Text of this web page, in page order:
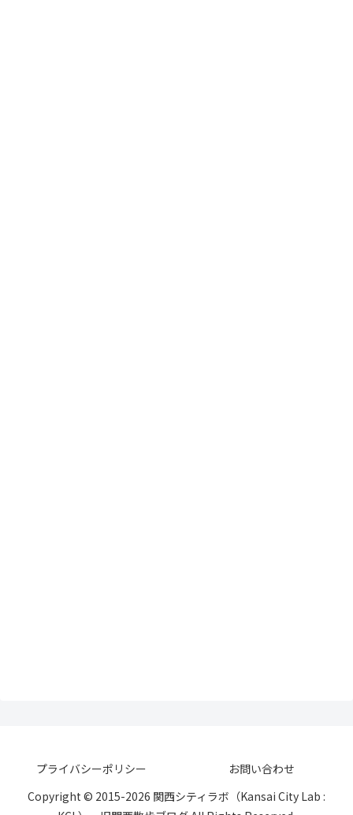
プライバシーポリシー
お問い合わせ
Copyright © 2015-2026 関西シティラボ（Kansai City Lab :